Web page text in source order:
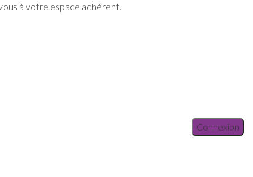
à votre espace adhérent.
Connexion